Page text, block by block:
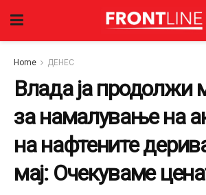
Home ДЕНЕС
Влада ја продолжи
за намалување на
на нафтените
мај: Очекуваме